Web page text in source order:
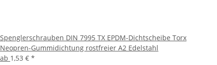
Spenglerschrauben DIN 7995 TX EPDM-Dichtscheibe Torx
Neopren-Gummidichtung rostfreier A2 Edelstahl
ab 1,53 € *